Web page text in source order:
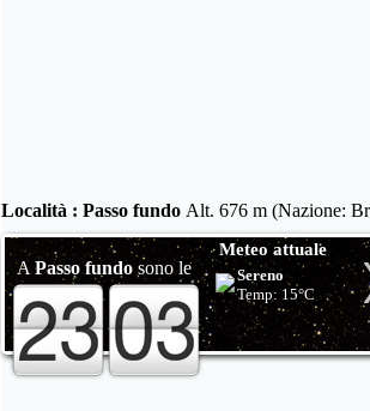
Località : Passo fundo Alt. 676 m (Nazione:
APasso fundosono le
Meteo attuale
Sereno
Temp: 15°C